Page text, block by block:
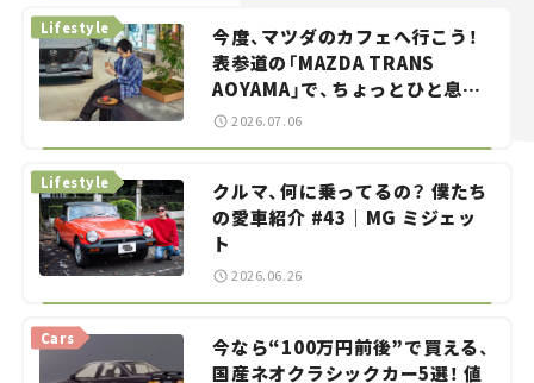
今度、マツダのカフェへ行こう！
表参道の「MAZDA TRANS
AOYAMA」で、ちょっとひと息。
——連載｜CCGとクルマでどうす
Lifestyle
2026.07.06
クルマ、何に乗ってるの？ 僕たち
の愛車紹介 #43｜MG ミジェッ
ト
Lifestyle
2026.06.26
今なら“100万円前後”で買える、
国産ネオクラシックカー5選！ 値
Cars